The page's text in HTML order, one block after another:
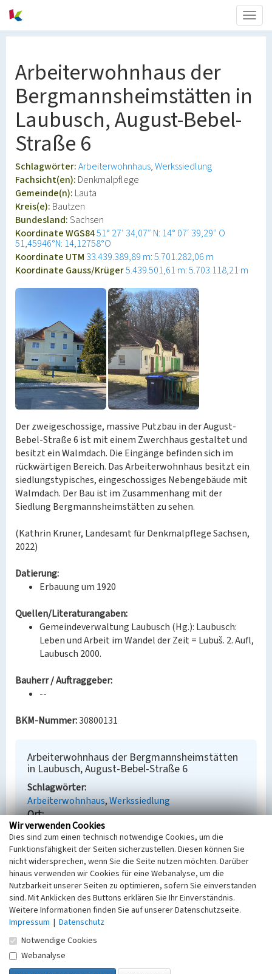
Arbeiterwohnhaus der
Bergmannsheimstätten in
Laubusch, August-Bebel-
Straße 6
Schlagwörter:Arbeiterwohnhaus Werkssiedlung
Fachsicht(en): Denkmalpflege
Gemeinde(n): Lauta
Kreis(e): Bautzen
Bundesland:Sachsen
Koordinate WGS8451° 27′ 34,07″ N: 14° 07′ 39,29″ O
51,45946°N: 14,12758°O
Koordinate UTM 33.439.389,89 m: 5.701.282,06 m
Koordinate Gauss/Krüger5.439.501,61 m: 5.703.118,21 m
Der zweigeschossige, massive Putzbau in der August-
Bebel-Straße 6 ist mit einem Zwerchhaus gestaltet und
besitzt ein Walmdach. Die Eingänge befinden sich im
rückwärtigen Bereich. Das Arbeiterwohnhaus besitzt ein
siedlungstypisches, eingeschossiges Nebengebäude mit
Walmdach. Der Bau ist im Zusammenhang mit der
Siedlung Bergmannsheimstätten zu sehen.
(Kathrin Kruner, Landesamt für Denkmalpflege Sachsen,
2022)
Datierung:
Erbauung um 1920
Quellen/Literaturangaben:
Gemeindeverwaltung Laubusch (Hg.): Laubusch:
Leben und Arbeit im Wandel der Zeit = Lubuš. 2. Aufl,
Laubusch 2000.
Bauherr / Auftraggeber:
--
BKM-Nummer:30800131
Arbeiterwohnhaus der Bergmannsheimstätten
in Laubusch, August-Bebel-Straße 6
Schlagwörter
Arbeiterwohnhaus Werkssiedlung
Ort
Laubusch
Fachsicht(en)
Denkmalpflege
Erfassungsmaßstab
Keine Angabe
Erfassungsmethode
Übernahme aus externer Fachdatenbank
Empfohlene Zitierweise
Wir verwenden Cookies
Dies sind zum einen technisch notwendige Cookies, um die
Funktionsfähigkeit der Seiten sicherzustellen. Diesen können Sie
nicht widersprechen, wenn Sie die Seite nutzen möchten. Darüber
hinaus verwenden wir Cookies für eine Webanalyse, um die
Nutzbarkeit unserer Seiten zu optimieren, sofern Sie einverstanden
sind. Mit Anklicken des Buttons erklären Sie Ihr Einverständnis.
Weitere Informationen finden Sie auf unserer Datenschutzseite.
Impressum | Datenschutz
Notwendige Cookies
Webanalyse